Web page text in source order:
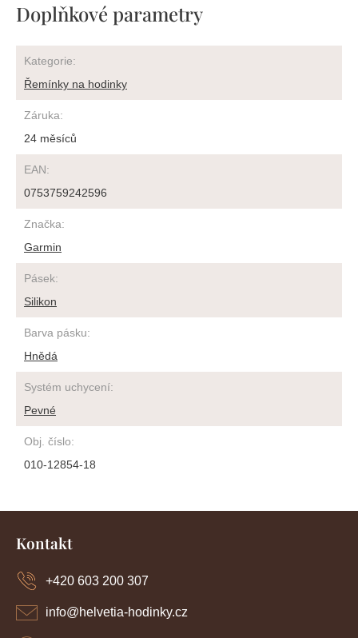
Doplňkové parametry
Kategorie:
Řemínky na hodinky
Záruka:
24 měsíců
EAN:
0753759242596
Značka:
Garmin
Pásek:
Silikon
Barva pásku:
Hnědá
Systém uchycení:
Pevné
Obj. číslo:
010-12854-18
Kontakt
info@helvetia-hodinky.cz
+420 603 200 307